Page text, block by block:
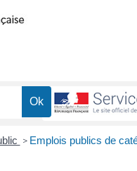
> Emplois publics de